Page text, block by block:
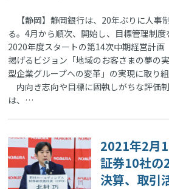
【静岡】静岡銀行は、20年ぶりに人事
る。4月から順次、開始し、目標管理制度
2020年度スタートの第14次中期経営計画
掲げるビジョン「地域のお客さまの夢
型企業グループへの変革」の実現に取り組
内向き志向や目標に固執しがちな評価
は、…
2021年2月
証券10社の
決算、取引